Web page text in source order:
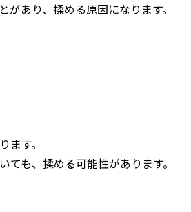
あり、揉める原因になります。
す。
も、揉める可能性があります。